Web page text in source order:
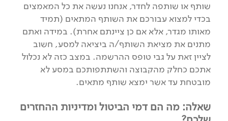
שותף או שותפה לחדר, אנחנו נעשה את כל המאמצים
בכדי למצוא עבורכם את השותף המתאים (תמיד
מאותו מגדר, אלא אם כן ציינתם אחרת). במידה ואתם
מתנים את מציאת השותף/ה ביציאה למסע, חשוב
לציין זאת על גבי טופס ההרשמה. במצב כזה לא נכלול
אתכם כחלק מהקבוצה והשתתפותכם במסע לא
מובטחת עד אשר ימצא שותף מתאים.
שאלה: מה הם דמי הביטול ומדיניות ההחזרים